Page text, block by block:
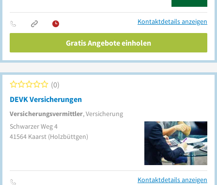
Kontaktdetails anzeigen
Gratis Angebote einholen
DEVK Versicherungen
Versicherungsvermittler, Versicherung
0
Schwarzer Weg 4
41564 Kaarst (Holzbüttgen)
Kontaktdetails anzeigen